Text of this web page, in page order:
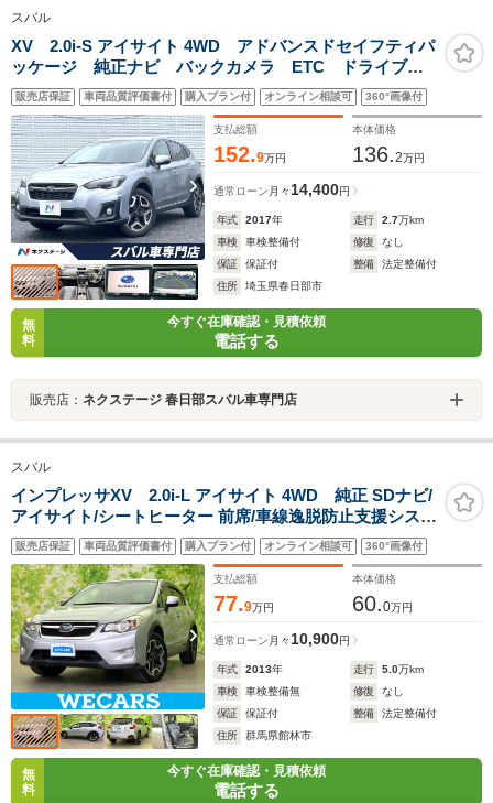
スバル
XV 2.0i-S アイサイト 4WD アドバンスドセイフティパ
ッケージ 純正ナビ バックカメラ ETC ドライブレ
コーダー 純正18インチアルミホイール LEDヘッドラ
イト パワーシート キーレスアクセス プッシュスタ
ート
販売店保証 車両品質評価書付 購入プラン付 オンライン相談可 360°画像付
支払総額
152.9万円
本体価格
136.2万円
通常ローン 月々 14,400円
年式 2017年 走行 2.7万km
車検
車検整備付 修復
なし
保証
保証付 整備
法定整備付
住所
埼玉県春日部市
無
料
今すぐ在庫確認・見積依頼
電話する
販売店： ネクステージ 春日部スバル車専門店
スバル
インプレッサXV 2.0i-L アイサイト 4WD 純正 SDナビ/
アイサイト/シートヒーター 前席/車線逸脱防止支援システ
ム/シート 合皮/ヘッドランプ HID/Bluetooth接
続/ETC/EBD付ABS/横滑り防止装置/アイドリングストッ
プ
販売店保証 車両品質評価書付 購入プラン付 オンライン相談可 360°画像付
支払総額
77.9万円
本体価格
60.0万円
通常ローン 月々 10,900円
年式 2013年 走行 5.0万km
車検
車検整備無 修復
なし
保証
保証付 整備
法定整備付
住所
群馬県館林市
無
料
今すぐ在庫確認・見積依頼
電話する